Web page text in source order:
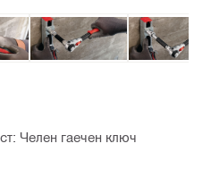
Челен гаечен ключ